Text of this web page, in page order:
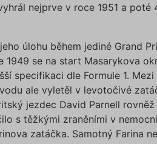
nejprve v roce 1951 a poté
úlohu během jediné Grand
1949 se na start Masarykova
specifikaci dle Formule 1. Mezi
ale vyletěl v levotočivé
jezdec David Parnell rovněž
s těžkými zraněními v
zatáčka. Samotný Farina